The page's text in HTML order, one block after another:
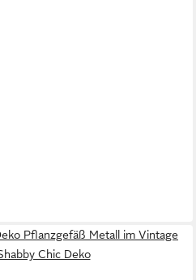
Pflanzgefäß Metall im Vintage
Chic Deko